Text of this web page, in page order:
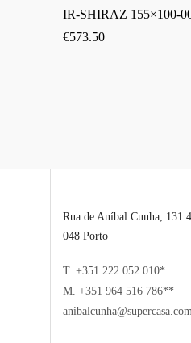
IR-SHIRAZ 155×100-
€573.50
Rua de Aníbal Cunha, 131
048 Porto
T. +351 222 052 010*
M. +351 964 516 786**